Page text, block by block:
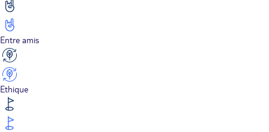
Entre amis
Ethique